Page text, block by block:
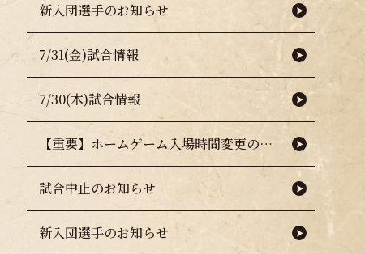
新入団選手のお知らせ
7/31(金)試合情報
7/30(木)試合情報
【重要】ホームゲーム入場時間変更のお知らせ（熱中症対策について）
試合中止のお知らせ
新入団選手のお知らせ